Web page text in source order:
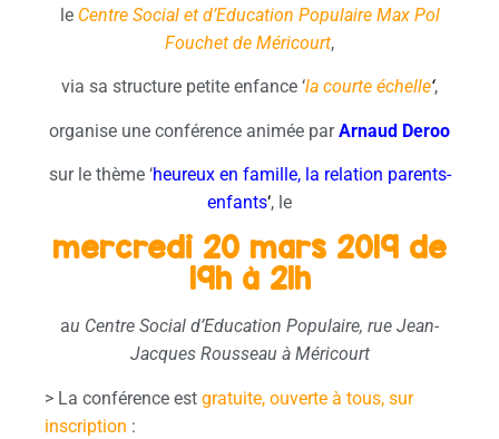
le Centre Social et d’Education Populaire Max Pol
Fouchet de Méricourt,
via sa structure petite enfance ‘la courte échelle‘,
organise une conférence animée parArnaud Deroo
sur le thème ‘heureux en famille, la relation parents-
enfants‘, le
mercredi 20 mars 2019 de
19h à 21h
au Centre Social d’Education Populaire, rue Jean-
Jacques Rousseau à Méricourt
> La conférence est gratuite, ouverte à tous, sur
inscription :